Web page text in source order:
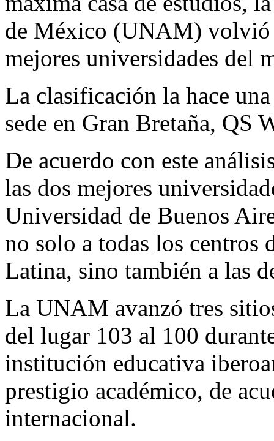
de México (UNAM) volvió
mejores universidades del
La clasificación la hace
sede en Gran Bretaña, QS
De acuerdo con este
las dos mejores
Universidad de Buenos
no solo a todas los centros
Latina, sino también a las
La UNAM avanzó tres
del lugar 103 al 100
institución educativa
prestigio académico, de
internacional.